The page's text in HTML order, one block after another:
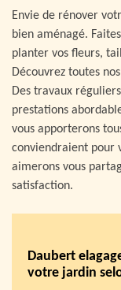
Envie de rénover
bien aménagé.
planter vos fleurs,
Découvrez toutes
Des travaux
prestations
vous apporterons
conviendraient pour
aimerons vous
satisfaction.
Daubert
votre jardin